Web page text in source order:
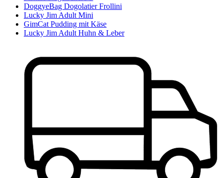
DoggyeBag Dogolatier Frollini
Lucky Jim Adult Mini
GimCat Pudding mit Käse
Lucky Jim Adult Huhn & Leber